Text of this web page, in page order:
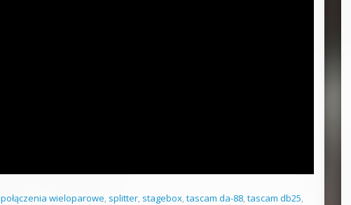
połączenia wieloparowe, splitter, stagebox, tascam da-88, tascam db25,